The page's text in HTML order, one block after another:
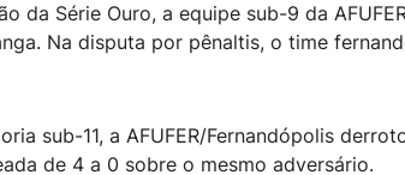
da Série Ouro, a equipe sub-9 da
Na disputa por pênaltis, o time
sub-11, a AFUFER/Fernandópolis
de 4 a 0 sobre o mesmo adversário.